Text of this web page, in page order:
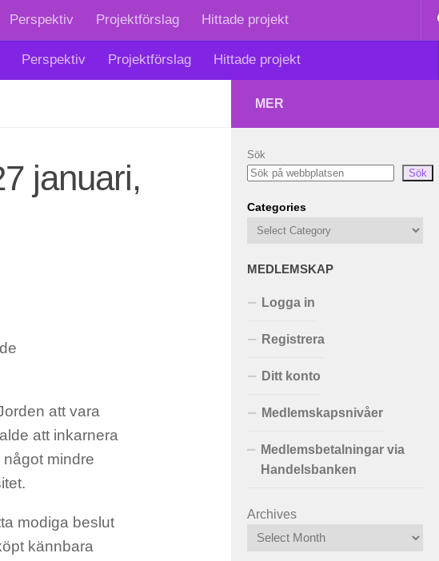
Perspektiv Projektförslag Hittade projekt
Perspektiv Projektförslag Hittade projekt
januari,
att vara
att inkarnera
mindre
modiga beslut
kännbara
MER
Sök
Sök
Categories
MEDLEMSKAP
Logga in
Registrera
Ditt konto
Medlemskapsnivåer
Medlemsbetalningar via
Handelsbanken
Archives